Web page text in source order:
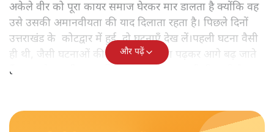
अकेले वीर को पूरा कायर समाज घेरकर मार डालता है क्योंकि वह
उसे उसकी अमानवीयता की याद दिलाता रहता है। पिछले दिनों
उत्तराखंड के कोटद्वार में हुई दो घटनाएँ देख लें।पहली घटना वैसी
ही थी, जैसी घटनाओं की खबर हम रोज़ाना पढ़कर आगे बढ़ जाते
हैं।भारत के तक़रीबन हर हिस्से से ऐसी खबर आती ही रहती है।
और पढ़ें